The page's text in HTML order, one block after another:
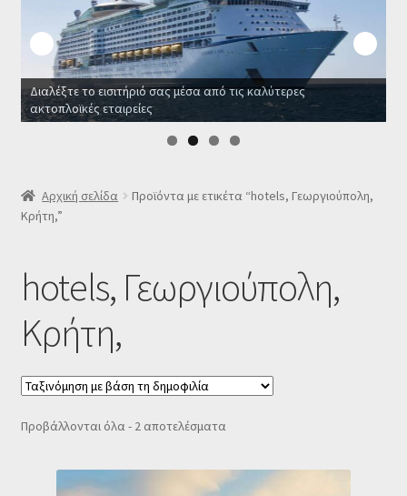
Manage Subscriptions
Manage Subscriptions
SLIDER
Δελτίο νέων
Επιβεβαίωση εγγραφής στο Newsletter του Dealistas.gr
Επικοινωνία
Καλάθι
Κατάστημα
Διαλέξτε το εισιτήριό σας μέσα από τις καλύτερες
ακτοπλοϊκές εταιρείες
Αρχική σελίδα
Προϊόντα με ετικέτα “hotels, Γεωργιούπολη,
Κρήτη,”
hotels, Γεωργιούπολη,
Κρήτη,
Προβάλλονται όλα - 2 αποτελέσματαSorted